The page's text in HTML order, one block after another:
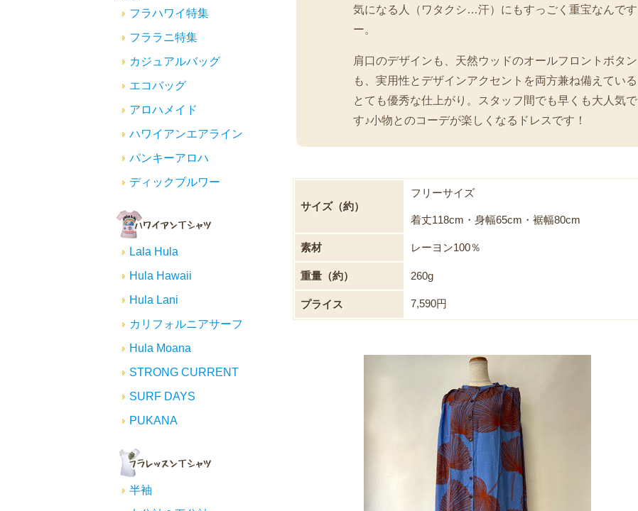
気になる人（ワタクシ…汗）にもすっごく重宝なんです
ー。
肩口のデザインも、天然ウッドのオールフロントボタン
も、実用性とデザインアクセントを両方兼ね備えている
とても優秀な仕上がり。スタッフ間でも早くも大人気で
す♪小物とのコーデが楽しくなるドレスです！
サイズ（約）
フリーサイズ
着丈118cm・身幅65cm・裾幅80cm
素材 レーヨン100％
重量（約） 260g
プライス 7,590円
フラハワイ特集
フララニ特集
カジュアルバッグ
エコバッグ
アロハメイド
ハワイアンエアライン
パンキーアロハ
ディックブルワー
Lala Hula
Hula Hawaii
Hula Lani
カリフォルニアサーフ
Hula Moana
STRONG CURRENT
SURF DAYS
PUKANA
半袖